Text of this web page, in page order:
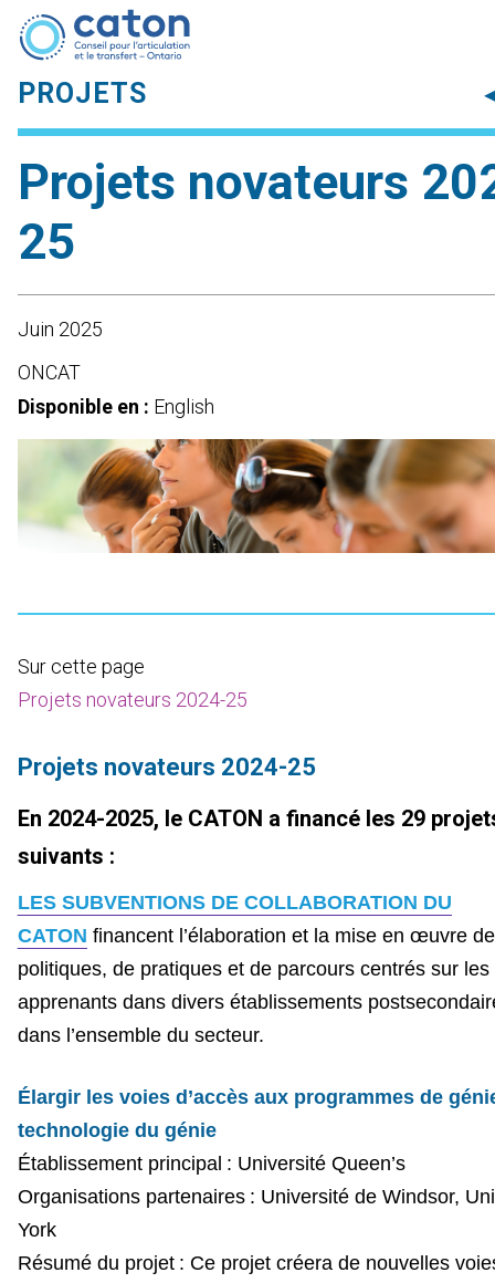
PROJETS
Projets novateurs
25
Juin 2025
ONCAT
Disponible en : English
Sur cette page
Projets novateurs 2024-25
Projets novateurs 2024-25
En 2024-2025, le CATON a financé les 29
suivants :
LES SUBVENTIONS DE COLLABORATION DU
CATON financent l’élaboration et la mise en œuvre de
politiques, de pratiques et de parcours centrés sur les
apprenants dans divers établissements
dans l’ensemble du secteur.
Élargir les voies d’accès aux programmes de
technologie du génie
Établissement principal : Université Queen’s
Organisations partenaires : Université de Windsor,
York
Résumé du projet : Ce projet créera de nouvelles